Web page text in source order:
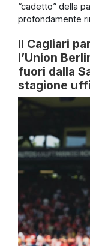
“cadetto” della
profondamente
Il Cagliari
l’Union
fuori dalla
stagione